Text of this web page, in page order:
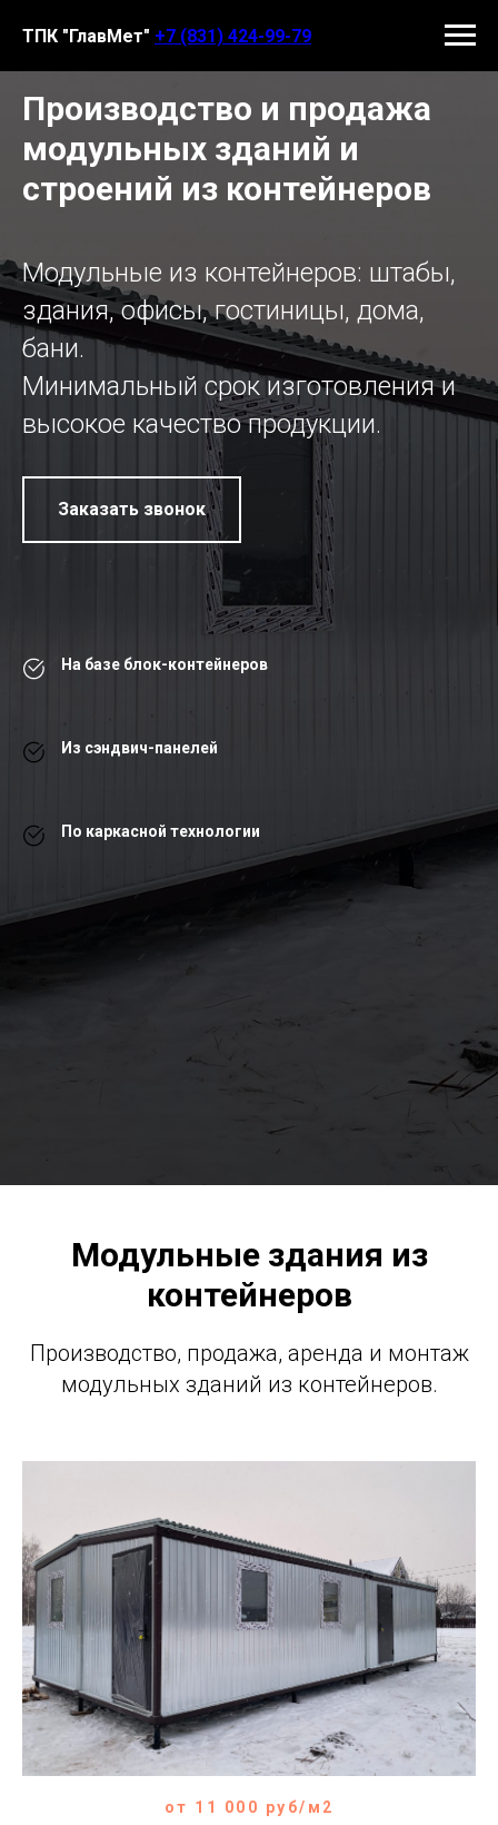
ТПК "ГлавМет" +7 (831) 424-99-79
Производство и продажа
модульных зданий и
строений из контейнеров
Модульные из контейнеров: штабы,
здания, офисы, гостиницы, дома,
бани.
Минимальный срок изготовления и
высокое качество продукции.
Заказать звонок
На базе блок-контейнеров
Из сэндвич-панелей
По каркасной технологии
Модульные здания из
контейнеров
Производство, продажа, аренда и монтаж
модульных зданий из контейнеров.
от 11 000 руб/м2